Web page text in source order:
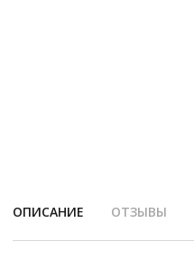
ОПИСАНИЕ ОТЗЫВЫ